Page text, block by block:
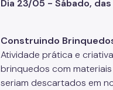
Dia 23/05 - Sábado, das
Construindo
Atividade prática e
brinquedos com
seriam descartados em